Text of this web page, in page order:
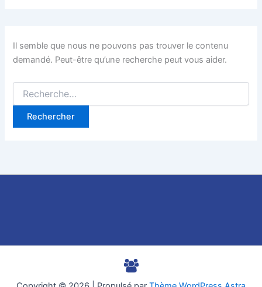
Il semble que nous ne pouvons pas trouver le contenu
demandé. Peut-être qu’une recherche peut vous aider.